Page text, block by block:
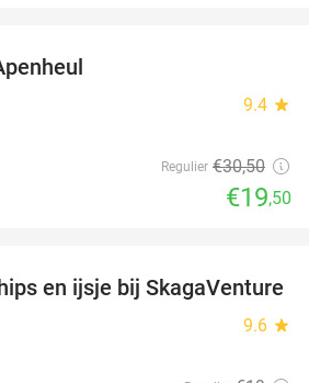
9.4 star
Regulier €30,50
€19,50
45%
en ijsje bij SkagaVenture
9.6 star